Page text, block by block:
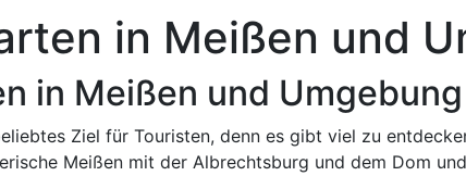
in Meißen und
in Meißen und Umgebung
Ziel für Touristen, denn es gibt viel zu
Meißen mit der Albrechtsburg und dem Dom